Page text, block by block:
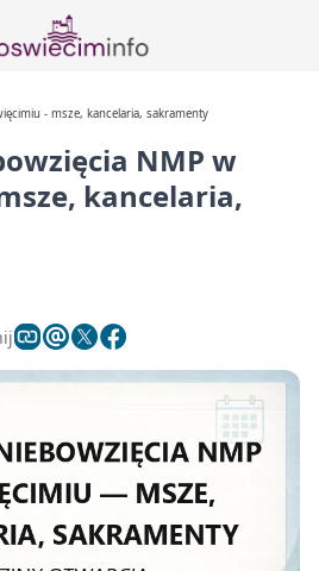
- msze, kancelaria, sakramenty
NMP w
kancelaria,